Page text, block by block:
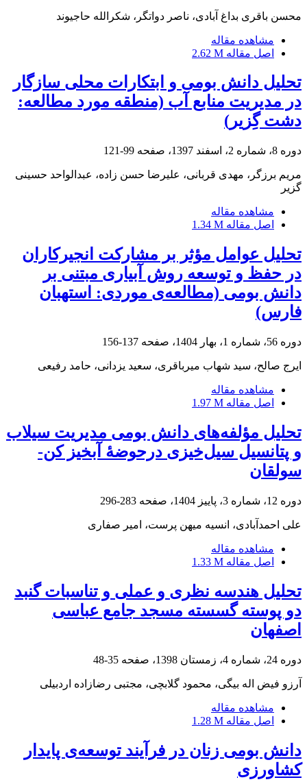
محسن باقری بداغ آبادی، ناصر دواتگر، شکرالله حاجیوند
مشاهده مقاله
اصل مقاله 2.62 M
تحلیل دانش بومی و ابتکارات محلی سازگار
در مدیریت منابع آب (منطقه مورد مطالعه:
دشت گِزیر)
دوره 8، شماره 2، اسفند 1397، صفحه 99-121
مریم برزگر، مهدی قربانی، علیرضا حسن زاده، عبدالواحد حسینی
گزیر
مشاهده مقاله
اصل مقاله 1.34 M
تحلیل عوامل مؤثر بر مشارکت انجیرکاران
در حفظ و توسعه‌ روش‌ آبیاری مبتنی بر
دانش بومی (مطالعه‌ی موردی: استهبان
فارس)
دوره 56، شماره 1، بهار 1404، صفحه 137-156
ایرج صالح، سید شهاب میرباقری، سعید یزدانی، حامد رفیعی
مشاهده مقاله
اصل مقاله 1.97 M
تحلیل مؤلفه‌های دانش بومی مدیریت سیلاب
و پتانسیل سیل‌خیزی درحوضۀ آبخیز کن-
سولقان
دوره 12، شماره 3، پاییز 1404، صفحه 283-296
علی احمدآبادی، انسیه میهن پرست، امیر صفاری
مشاهده مقاله
اصل مقاله 1.33 M
تحلیل هندسه نظری و عملی و تناسبات گنبد
دو پوسته گسسته مسجد جامع عباسی
اصفهان
دوره 24، شماره 4، زمستان 1398، صفحه 35-48
آرزو فیض اله بیگی، محمود گلابچی، مجتبی رضازاده اردبیلی
مشاهده مقاله
اصل مقاله 1.28 M
دانش بومی زنان در فرآیند توسعه‌ی پایدار
کشاورزی